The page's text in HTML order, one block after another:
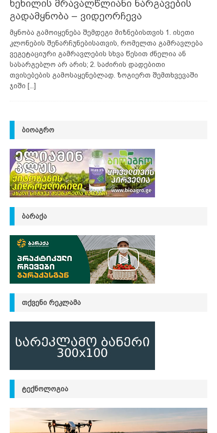
ხეხილის მრავალწლიანი ნარგავების
გადამყნობა – ვიდეორჩევა
მყნობა გამოიყენება შემდეგი მიზნებისთვის 1. ისეთი
კლონების შენარჩუნებისათვის, რომელთა გამრავლება
ვეგეტაციური გამრავლების სხვა წესით ძნელია ან
სასარგებლო არ არის; 2. საძირის დადებითი
თვისებების გამოსაყენებლად. ზოგიერთ შემთხვევაში
ჯიში [...]
ᲑᲘᲝᲐᲒᲠᲝ
ᲑᲐᲠᲐᲥᲐ
ᲗᲥᲕᲔᲜᲘ ᲠᲔᲙᲚᲐᲛᲐ
ᲢᲔᲥᲜᲝᲚᲝᲒᲘᲐ